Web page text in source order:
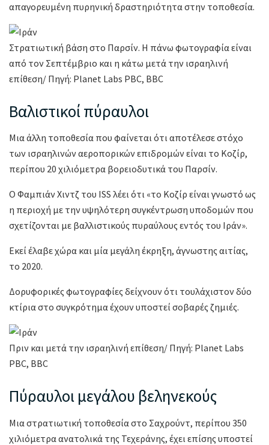
απαγορευμένη πυρηνική δραστηριότητα στην τοποθεσία.
Στρατιωτική βάση στο Παρσίν. Η πάνω φωτογραφία είναι
από τον Σεπτέμβριο και η κάτω μετά την ισραηλινή
επίθεση/ Πηγή: Planet Labs PBC, BBC
Βαλιστικοί πύραυλοι
Μια άλλη τοποθεσία που φαίνεται ότι αποτέλεσε στόχο
των ισραηλινών αεροπορικών επιδρομών είναι το Κοζίρ,
περίπου 20 χιλιόμετρα βορειοδυτικά του Παρσίν.
Ο Φαμπιάν Χιντζ του ISS λέει ότι «το Κοζίρ είναι γνωστό ως
η περιοχή με την υψηλότερη συγκέντρωση υποδομών που
σχετίζονται με βαλλιστικούς πυραύλους εντός του Ιράν».
Εκεί έλαβε χώρα και μία μεγάλη έκρηξη, άγνωστης αιτίας,
το 2020.
Δορυφορικές φωτογραφίες δείχνουν ότι τουλάχιστον δύο
κτίρια στο συγκρότημα έχουν υποστεί σοβαρές ζημιές.
Πριν και μετά την ισραηλινή επίθεση/ Πηγή: Planet Labs
PBC, BBC
Πύραυλοι μεγάλου βεληνεκούς
Μια στρατιωτική τοποθεσία στο Σαχρούντ, περίπου 350
χιλιόμετρα ανατολικά της Τεχεράνης, έχει επίσης υποστεί